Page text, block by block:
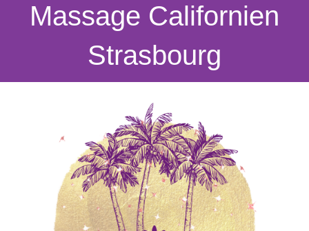
Massage Californien
Strasbourg